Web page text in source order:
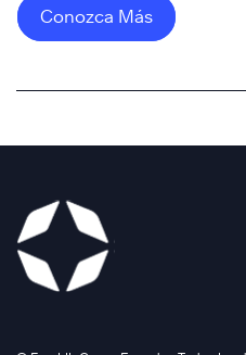
Conozca
Conozca Más